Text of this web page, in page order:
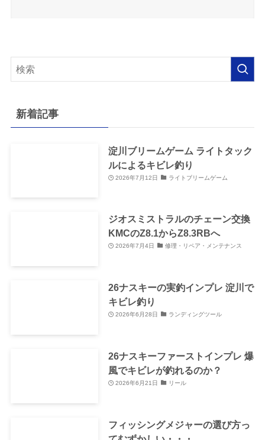
新着記事
淀川ブリームゲーム ライトタック
ルによるキビレ釣り
2026年7月12日 ライトブリームゲーム
ジオスミストラルのチェーン交換
KMCのZ8.1からZ8.3RBへ
2026年7月4日 修理・リペア・メンテナンス
26ナスキーの実釣インプレ 淀川で
キビレ釣り
2026年6月28日 ランディングツール
26ナスキーファーストインプレ 爆
風でキビレが釣れるのか？
2026年6月21日 リール
フィッシングメジャーの選び方っ